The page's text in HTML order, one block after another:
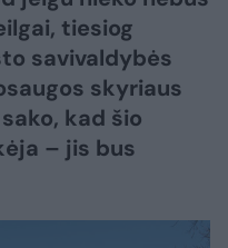
tiesiog
savivaldybės
skyriaus
kad šio
– jis bus